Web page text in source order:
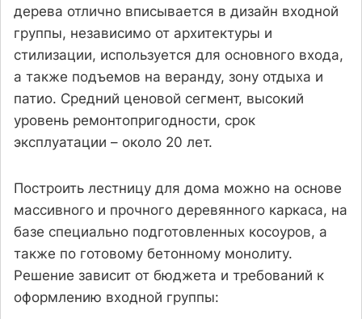
дерева отлично вписывается в дизайн входной
группы, независимо от архитектуры и
стилизации, используется для основного входа,
а также подъемов на веранду, зону отдыха и
патио. Средний ценовой сегмент, высокий
уровень ремонтопригодности, срок
эксплуатации – около 20 лет.
Построить лестницу для дома можно на основе
массивного и прочного деревянного каркаса, на
базе специально подготовленных косоуров, а
также по готовому бетонному монолиту.
Решение зависит от бюджета и требований к
оформлению входной группы: